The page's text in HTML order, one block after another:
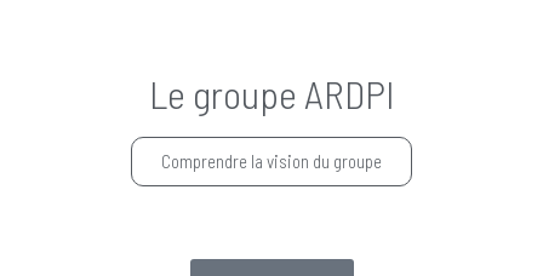
Le groupe ARDPI
Comprendre la vision du groupe